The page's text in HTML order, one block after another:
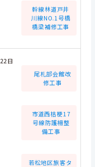
幹線林道戸井
川線NO.1号橋
橋梁補修工事
22日
尾札部会館改
修工事
市道西桔梗17
号線防護柵整
備工事
若松地区旅客タ